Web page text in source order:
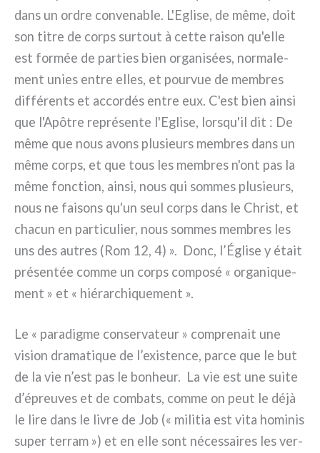
dans un ordre con­ve­na­ble. L'Eglise, de même, doit
son titre de corps sur­tout à cet­te rai­son qu'elle
est for­mée de par­ties bien orga­ni­sées, nor­ma­le­
ment unies entre elles, et pour­vue de mem­bres
dif­fé­ren­ts et accor­dés entre eux. C'est bien ain­si
que l'Apôtre repré­sen­te l'Eglise, lorsqu'il dit : De
même que nous avons plu­sieurs mem­bres dans un
même corps, et que tous les mem­bres n'ont pas la
même fonc­tion, ain­si, nous qui som­mes plu­sieurs,
nous ne fai­sons qu'un seul corps dans le Christ, et
cha­cun en par­ti­cu­lier, nous som­mes mem­bres les
uns des autres (Rom 12, 4) ». Donc, l’Église y était
pré­sen­tée com­me un corps com­po­sé « orga­ni­que­
ment » et « hié­rar­chi­que­ment ».
Le « para­dig­me con­ser­va­teur » com­pre­nait une
vision dra­ma­ti­que de l’existence, par­ce que le but
de la vie n’est pas le bon­heur. La vie est une sui­te
d’épreuves et de com­ba­ts, com­me on peut le déjà
le lire dans le livre de Job (« mili­tia est vita homi­nis
super ter­ram ») et en elle sont néces­sai­res les ver­